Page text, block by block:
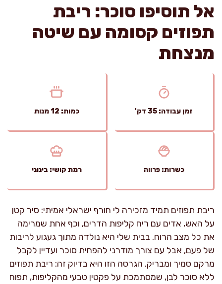
אל תוסיפו סוכר: ריבת
תפוזים קסומה עם שיטה
מנצחת
זמן עבודה: 35 דק' כמות: 12 מנות
כשרות: פרווה רמת קושי: בינוני
ריבת תפוזים תמיד מזכירה לי חורף ישראלי אמיתי: סיר קטן
על האש, אדים עם ריח קליפות הדרים, וכף אחת שמרימה
את כל מצב הרוח. בבית שלי היא נולדה מתוך געגוע לריבות
של פעם, אבל עם צורך מודרני להפחית סוכר ועדיין לקבל
מרקם סמיך ומבריק. הגרסה הזו היא בדיוק זה: ריבת תפוזים
ללא סוכר לבן, שמסתמכת על פקטין טבעי מהקליפות, תפוח